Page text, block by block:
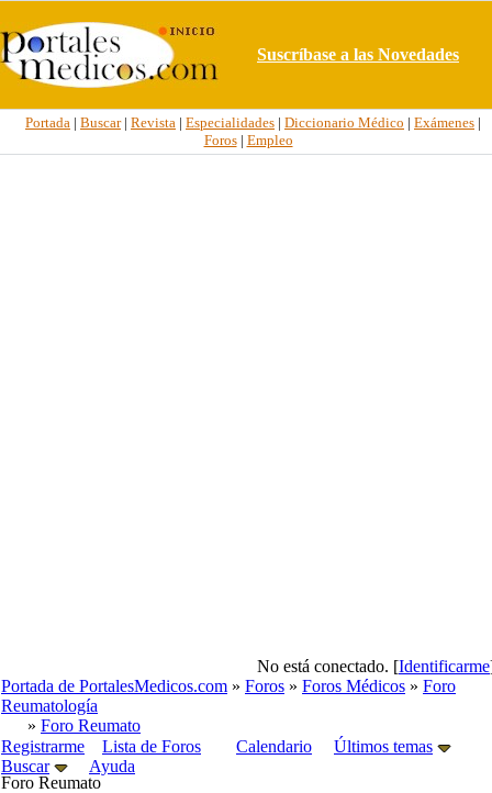
Suscríbase a las Novedades
Portada | Buscar| Revista | Especialidades | Diccionario Médico | Exámenes |
Foros| Empleo
No está conectado. [Identificarme
Portada de PortalesMedicos.com » Foros » Foros Médicos » Foro
Reumatología
» Foro Reumato
Registrarme
Lista de Foros Calendario
Últimos temas
Buscar
Ayuda
Foro Reumato